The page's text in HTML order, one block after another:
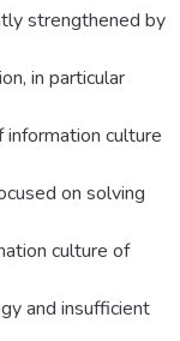
strengthened by
in particular
culture
on solving
culture of
and insufficient